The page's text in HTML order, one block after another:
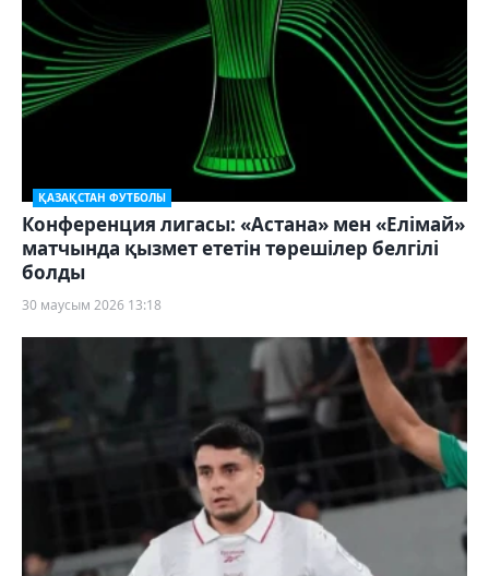
ҚАЗАҚСТАН ФУТБОЛЫ
Конференция лигасы: «Астана» мен «Елімай»
матчында қызмет ететін төрешілер белгілі
болды
30 маусым 2026 13:18